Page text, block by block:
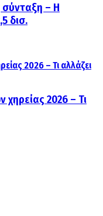
σύνταξη – Η
δισ.
2026 – Τι